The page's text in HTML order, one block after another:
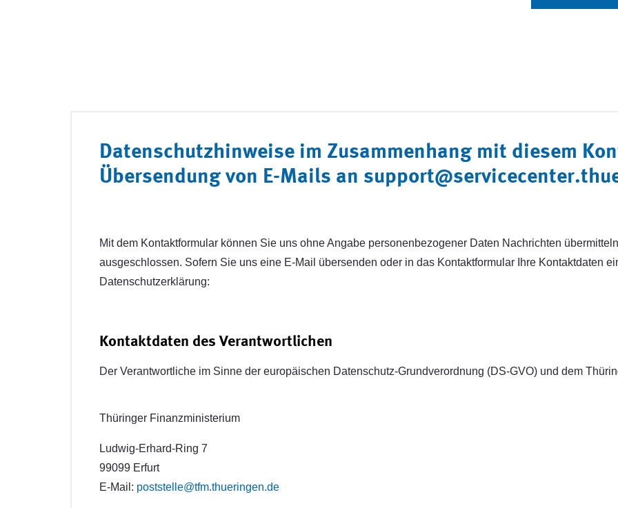
Datenschutzhinweise im Zusammenhang mit diesem
Übersendung von E-Mails an
Mit dem Kontaktformular können Sie uns ohne Angabe personenbezogener Daten Nachrichten
ausgeschlossen. Sofern Sie uns eine E-Mail übersenden oder in das Kontaktformular Ihre Kontaktdaten
Datenschutzerklärung:
Kontaktdaten des Verantwortlichen
Der Verantwortliche im Sinne der europäischen Datenschutz-Grundverordnung (DS-GVO) und dem
Thüringer Finanzministerium
Ludwig-Erhard-Ring 7
99099 Erfurt
E-Mail: poststelle@tfm.thueringen.de